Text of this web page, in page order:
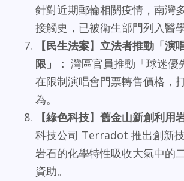
針對近期郵輪相關疫情，南灣
接觸史，已被衛生部門列入醫
【民生法案】立法者推動「演
限」： 灣區官員推動「球迷優
在限制演唱會門票轉售價格，
為。
【綠色科技】舊金山新創利用
科技公司 Terradot 推出創新
岩石的化學特性吸收大氣中的
資助。